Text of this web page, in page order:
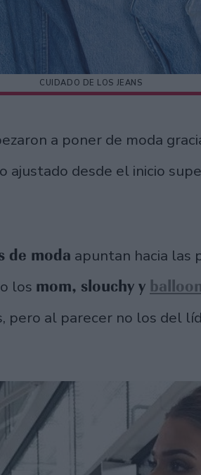
CUIDADO DE LOS JEANS
a poner de moda
ajustado desde el inicio
de moda apuntan hacia las
los mom, slouchy y
pero al parecer no los del